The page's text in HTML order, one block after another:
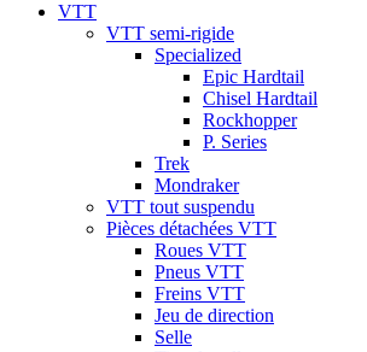
VTT
VTT semi-rigide
Specialized
Epic Hardtail
Chisel Hardtail
Rockhopper
P. Series
Trek
Mondraker
VTT tout suspendu
Pièces détachées VTT
Roues VTT
Pneus VTT
Freins VTT
Jeu de direction
Selle